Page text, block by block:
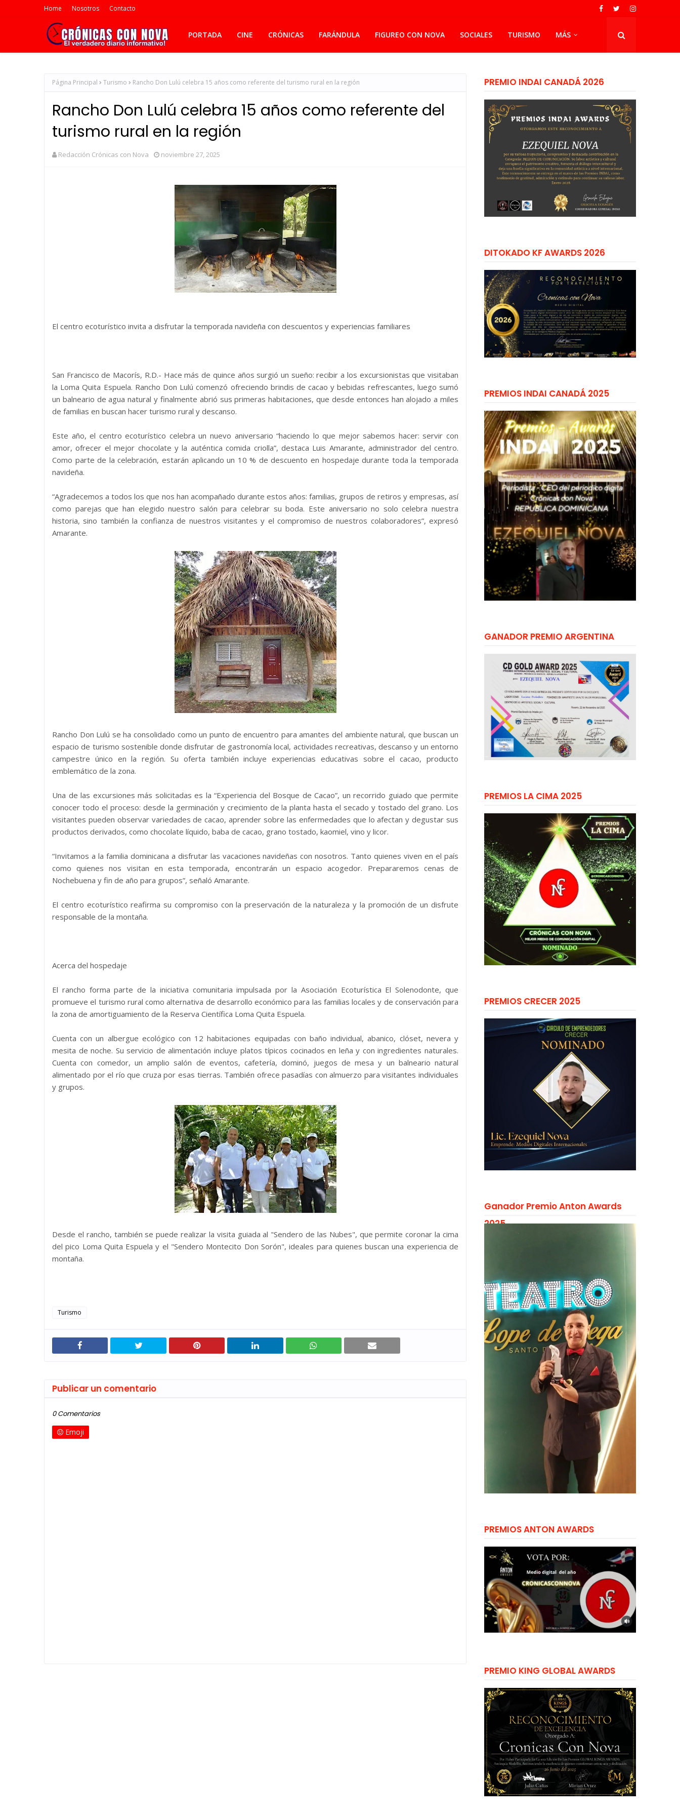
Home Nosotros Contacto
PORTADA CINE CRÓNICAS FARÁNDULA FIGUREO CON NOVA SOCIALES TURISMO MÁS
Página Principal Turismo Rancho Don Lulú celebra 15 años como referente del turismo rural en la región
Rancho Don Lulú celebra 15 años como referente del
turismo rural en la región
Redacción Crónicas con Nova noviembre 27, 2025
El centro ecoturístico invita a disfrutar la temporada navideña con descuentos y experiencias familiares
San Francisco de Macorís, R.D.- Hace más de quince años surgió un sueño: recibir a los excursionistas que visitaban
la Loma Quita Espuela. Rancho Don Lulú comenzó ofreciendo brindis de cacao y bebidas refrescantes, luego sumó
un balneario de agua natural y finalmente abrió sus primeras habitaciones, que desde entonces han alojado a miles
de familias en buscan hacer turismo rural y descanso.
Este año, el centro ecoturístico celebra un nuevo aniversario “haciendo lo que mejor sabemos hacer: servir con
amor, ofrecer el mejor chocolate y la auténtica comida criolla”, destaca Luis Amarante, administrador del centro.
Como parte de la celebración, estarán aplicando un 10 % de descuento en hospedaje durante toda la temporada
navideña.
“Agradecemos a todos los que nos han acompañado durante estos años: familias, grupos de retiros y empresas, así
como parejas que han elegido nuestro salón para celebrar su boda. Este aniversario no solo celebra nuestra
historia, sino también la confianza de nuestros visitantes y el compromiso de nuestros colaboradores”, expresó
Amarante.
Rancho Don Lulú se ha consolidado como un punto de encuentro para amantes del ambiente natural, que buscan un
espacio de turismo sostenible donde disfrutar de gastronomía local, actividades recreativas, descanso y un entorno
campestre único en la región. Su oferta también incluye experiencias educativas sobre el cacao, producto
emblemático de la zona.
Una de las excursiones más solicitadas es la “Experiencia del Bosque de Cacao”, un recorrido guiado que permite
conocer todo el proceso: desde la germinación y crecimiento de la planta hasta el secado y tostado del grano. Los
visitantes pueden observar variedades de cacao, aprender sobre las enfermedades que lo afectan y degustar sus
productos derivados, como chocolate líquido, baba de cacao, grano tostado, kaomiel, vino y licor.
“Invitamos a la familia dominicana a disfrutar las vacaciones navideñas con nosotros. Tanto quienes viven en el país
como quienes nos visitan en esta temporada, encontrarán un espacio acogedor. Prepararemos cenas de
Nochebuena y fin de año para grupos”, señaló Amarante.
El centro ecoturístico reafirma su compromiso con la preservación de la naturaleza y la promoción de un disfrute
responsable de la montaña.
Acerca del hospedaje
El rancho forma parte de la iniciativa comunitaria impulsada por la Asociación Ecoturística El Solenodonte, que
promueve el turismo rural como alternativa de desarrollo económico para las familias locales y de conservación para
la zona de amortiguamiento de la Reserva Científica Loma Quita Espuela.
Cuenta con un albergue ecológico con 12 habitaciones equipadas con baño individual, abanico, clóset, nevera y
mesita de noche. Su servicio de alimentación incluye platos típicos cocinados en leña y con ingredientes naturales.
Cuenta con comedor, un amplio salón de eventos, cafetería, dominó, juegos de mesa y un balneario natural
alimentado por el río que cruza por esas tierras. También ofrece pasadías con almuerzo para visitantes individuales
y grupos.
Desde el rancho, también se puede realizar la visita guiada al "Sendero de las Nubes", que permite coronar la cima
del pico Loma Quita Espuela y el "Sendero Montecito Don Sorón", ideales para quienes buscan una experiencia de
montaña.
Turismo
Publicar un comentario
0 Comentarios
Emoji
PREMIO INDAI CANADÁ 2026
DITOKADO KF AWARDS 2026
PREMIOS INDAI CANADÁ 2025
GANADOR PREMIO ARGENTINA
PREMIOS LA CIMA 2025
PREMIOS CRECER 2025
Ganador Premio Anton Awards
2025
PREMIOS ANTON AWARDS
PREMIO KING GLOBAL AWARDS